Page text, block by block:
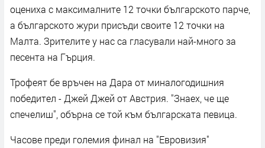
оцениха с максималните 12 точки българското парче,
а българското жури присъди своите 12 точки на
Малта. Зрителите у нас са гласували най-много за
песента на Гърция.
Трофеят бе връчен на Дара от миналогодишния
победител - Джей Джей от Австрия. "Знаех, че ще
спечелиш", обърна се той към българската певица.
Часове преди големия финал на "Евровизия"